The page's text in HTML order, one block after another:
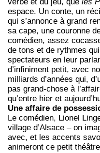
espace. Un conte, un
qui s’annonce à grand
sa cape, une couronne
comédien, assez
de tons et de rythmes
spectateurs en leur
d’infiniment petit, avec
milliards d’années qui,
pas grand-chose à
qu’entre hier et
Une affaire de
Le comédien, Lionel
village d’Alsace – on
avec, et les accents
animeront ce petit